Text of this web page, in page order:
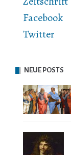
Facebook
Twitter
NEUE POSTS